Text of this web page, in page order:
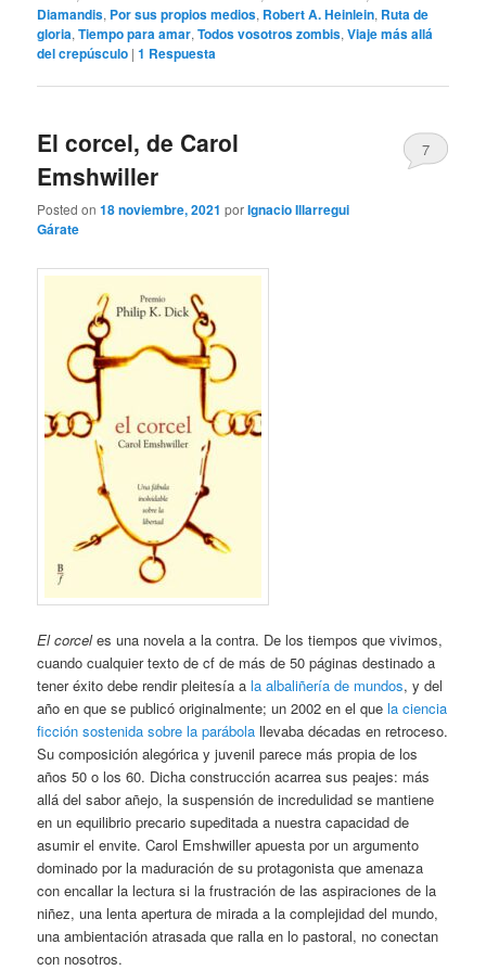
Diamandis, Por sus propios medios, Robert A. Heinlein, Ruta de
gloria,Tiempo para amar,Todos vosotros zombis,Viaje más allá
del crepúsculo |1 Respuesta
El corcel, de Carol
Emshwiller
Posted on18 noviembre, 2021 porIgnacio Illarregui
Gárate
7
El corceles una novela a la contra. De los tiempos que vivimos,
cuando cualquier texto de cf de más de 50 páginas destinado a
tener éxito debe rendir pleitesía ala albaliñería de mundos, y del
año en que se publicó originalmente; un 2002 en el quela ciencia
ficción sostenida sobre la parábola llevaba décadas en retroceso.
Su composición alegórica y juvenil parece más propia de los
años 50 o los 60. Dicha construcción acarrea sus peajes: más
allá del sabor añejo, la suspensión de incredulidad se mantiene
en un equilibrio precario supeditada a nuestra capacidad de
asumir el envite. Carol Emshwiller apuesta por un argumento
dominado por la maduración de su protagonista que amenaza
con encallar la lectura si la frustración de las aspiraciones de la
niñez, una lenta apertura de mirada a la complejidad del mundo,
una ambientación atrasada que ralla en lo pastoral, no conectan
con nosotros.